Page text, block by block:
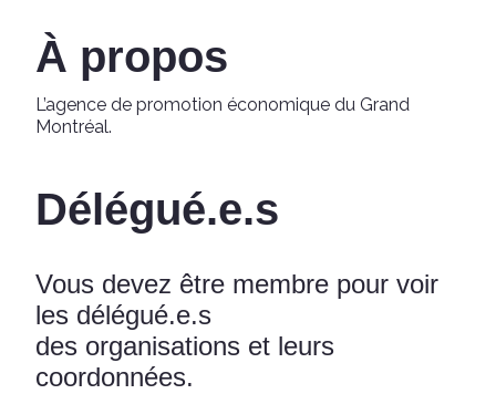
À propos
L’agence de promotion économique du Grand
Montréal.
Délégué.e.s
Vous devez être membre pour voir
les délégué.e.s
des organisations et leurs
coordonnées.